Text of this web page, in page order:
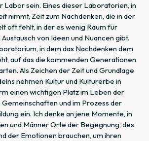
Labor sein. Eines dieser Laboratorien, in
nimmt, Zeit zum Nachdenken, die in der
oft fehlt, in der es wenig Raum für
von Ideen und Nuancen gibt.
in dem das Nachdenken dem
auf das die kommenden Generationen
Als Zeichen der Zeit und Grundlage
nehmen Kultur und Kulturerbe in
einen wichtigen Platz im Leben der
und im Prozess der
ein. Ich denke an jene Momente, in
und Männer Orte der Begegnung, des
der Emotionen brauchen, um ihren